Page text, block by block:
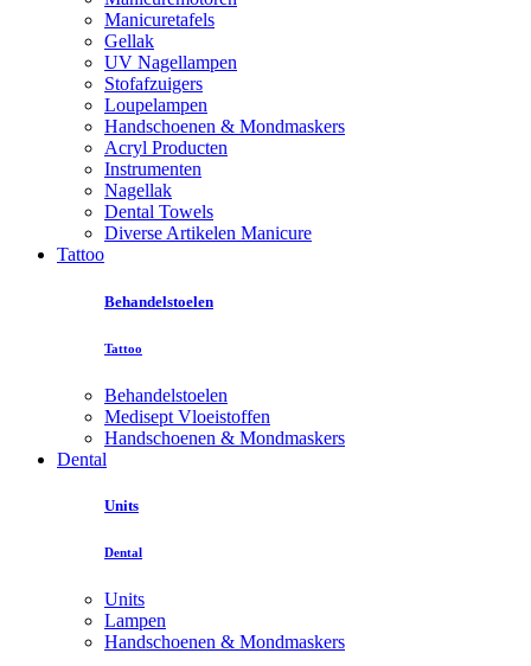
Manicuretafels
Gellak
UV Nagellampen
Stofafzuigers
Loupelampen
Handschoenen & Mondmaskers
Acryl Producten
Instrumenten
Nagellak
Dental Towels
Diverse Artikelen Manicure
Tattoo
Behandelstoelen
Tattoo
Behandelstoelen
Medisept Vloeistoffen
Handschoenen & Mondmaskers
Dental
Units
Dental
Units
Lampen
Handschoenen & Mondmaskers